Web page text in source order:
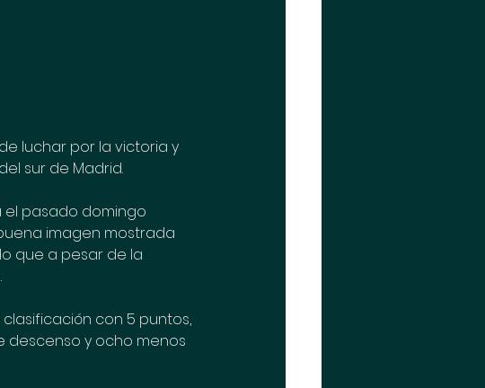
luchar por la victoria y
sur de Madrid.
el pasado domingo
imagen mostrada
que a pesar de la
con 5 puntos,
descenso y ocho menos